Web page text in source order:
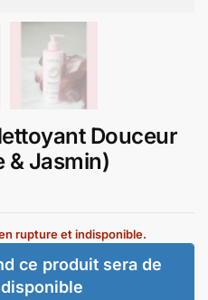
Douceur
& Jasmin)
rupture et indisponible.
ce produit sera de